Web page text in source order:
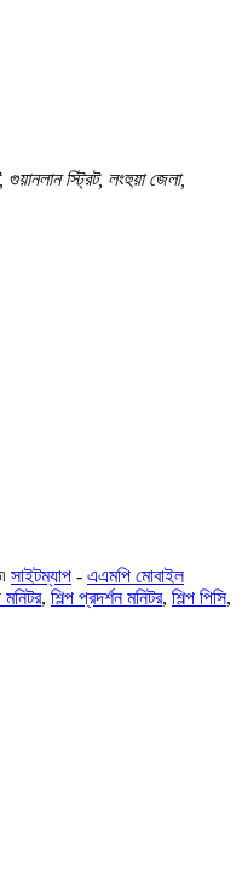
স্ট্রিট, লংহুয়া জেলা,
সাইটম্যাপ - এএমপি মোবাইল
মনিটর, শিল্প প্রদর্শন মনিটর, শিল্প পিসি,